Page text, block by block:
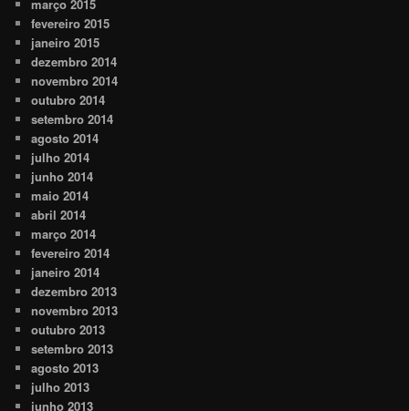
março 2015
fevereiro 2015
janeiro 2015
dezembro 2014
novembro 2014
outubro 2014
setembro 2014
agosto 2014
julho 2014
junho 2014
maio 2014
abril 2014
março 2014
fevereiro 2014
janeiro 2014
dezembro 2013
novembro 2013
outubro 2013
setembro 2013
agosto 2013
julho 2013
junho 2013